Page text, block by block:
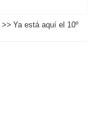
>> Ya está aquí el 10º